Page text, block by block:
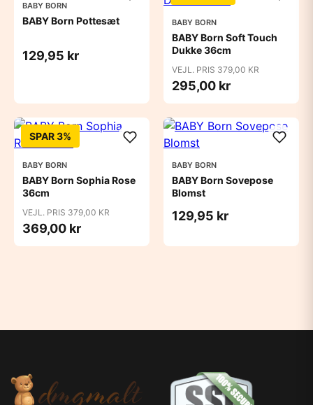
BABY BORN
BABY Born Pottesæt
129,95 kr
BABY BORN
BABY Born Soft Touch
Dukke 36cm
VEJL. PRIS 379,00 KR
295,00 kr
SPAR 3%
BABY BORN
BABY Born Sophia Rose
36cm
VEJL. PRIS 379,00 KR
369,00 kr
BABY BORN
BABY Born Sovepose
Blomst
129,95 kr